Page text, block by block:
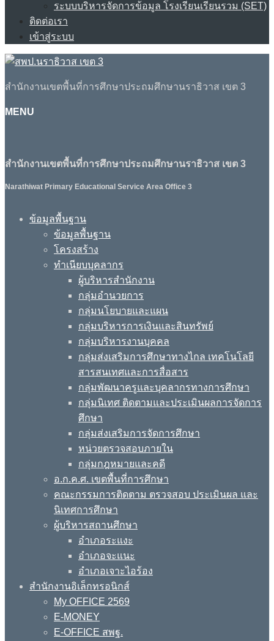
ระบบบริหารจัดการข้อมูล โรงเรียนเรียนรวม (SET)
ติดต่อเรา
เข้าสู่ระบบ
สำนักงานเขตพื้นที่การศึกษาประถมศึกษานราธิวาส เขต 3
MENU
สำนักงานเขตพื้นที่การศึกษาประถมศึกษานราธิวาส เขต 3
Narathiwat Primary Educational Service Area Office 3
ข้อมูลพื้นฐาน
ข้อมูลพื้นฐาน
โครงสร้าง
ทำเนียบบุคลากร
ผู้บริหารสำนักงาน
กลุ่มอำนวยการ
กลุ่มนโยบายและแผน
กลุ่มบริหารการเงินและสินทรัพย์
กลุ่มบริหารงานบุคคล
กลุ่มส่งเสริมการศึกษาทางไกล เทคโนโลยี
สารสนเทศและการสื่อสาร
กลุ่มพัฒนาครูและบุคลากรทางการศึกษา
กลุ่มนิเทศ ติดตามและประเมินผลการจัดการ
ศึกษา
กลุ่มส่งเสริมการจัดการศึกษา
หน่วยตรวจสอบภายใน
กลุ่มกฎหมายและคดี
อ.ก.ค.ศ. เขตพื้นที่การศึกษา
คณะกรรมการติดตาม ตรวจสอบ ประเมินผล และ
นิเทศการศึกษา
ผู้บริหารสถานศึกษา
อำเภอระแงะ
อำเภอจะแนะ
อำเภอเจาะไอร้อง
สำนักงานอิเล็กทรอนิกส์
My OFFICE 2569
E-MONEY
E-OFFICE สพฐ.